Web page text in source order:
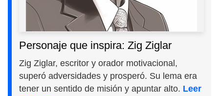
Personaje que inspira: Zig Ziglar
Zig Ziglar, escritor y orador motivacional,
superó adversidades y prosperó. Su lema era
tener un sentido de misión y apuntar alto. Leer